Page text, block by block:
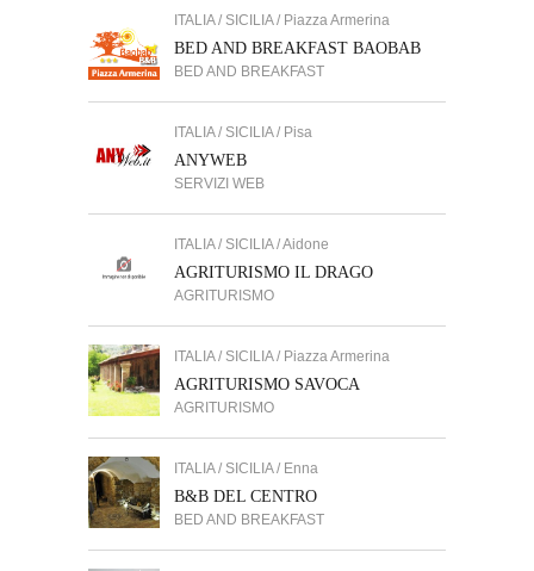
ITALIA / SICILIA / Piazza Armerina
BED AND BREAKFAST BAOBAB
BED AND BREAKFAST
ITALIA / SICILIA / Pisa
ANYWEB
SERVIZI WEB
ITALIA / SICILIA / Aidone
AGRITURISMO IL DRAGO
AGRITURISMO
ITALIA / SICILIA / Piazza Armerina
AGRITURISMO SAVOCA
AGRITURISMO
ITALIA / SICILIA / Enna
B&B DEL CENTRO
BED AND BREAKFAST